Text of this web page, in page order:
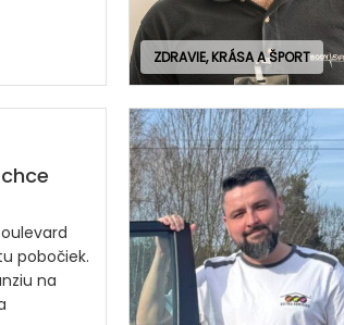
ZDRAVIE, KRÁSA A ŠPORT
pobočiek.
na